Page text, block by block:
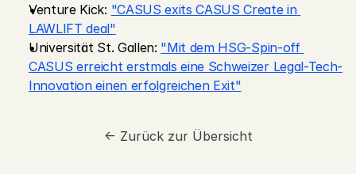
Venture Kick: "CASUS exits CASUS Create in
LAWLIFT deal"
Universität St. Gallen: "Mit dem HSG-Spin-off
CASUS erreicht erstmals eine Schweizer Legal-Tech-
Innovation einen erfolgreichen Exit"
<- Zurück zur Übersicht